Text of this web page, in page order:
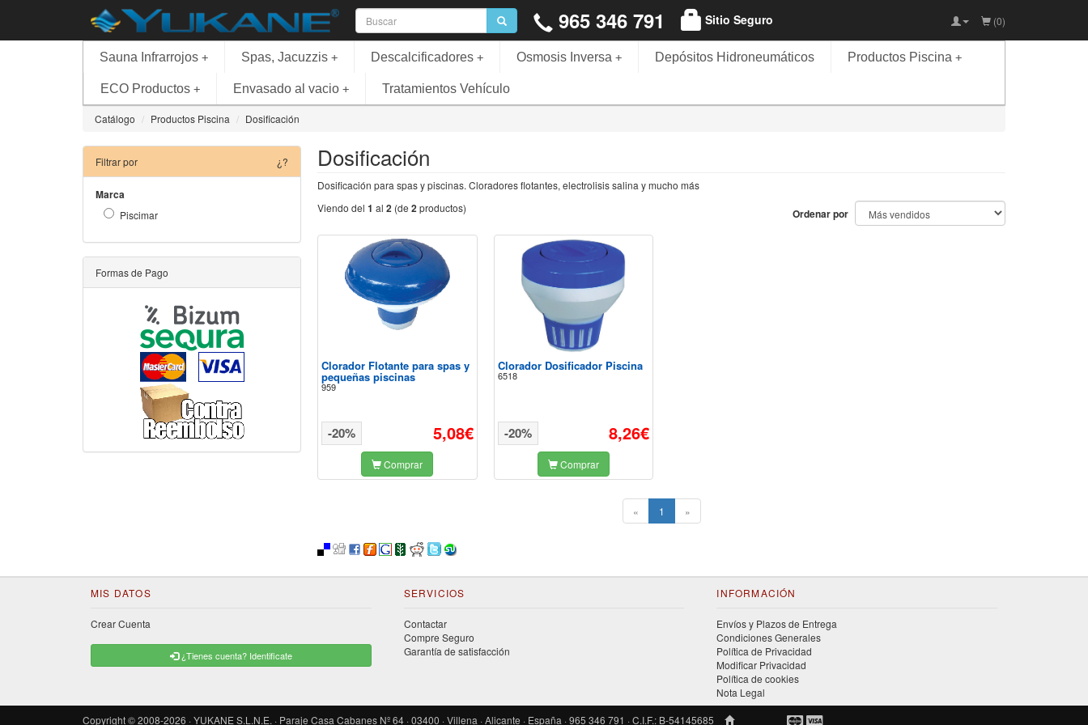
965 346 791 Sitio Seguro (0)
+
Sauna Infrarrojos +
Spas, Jacuzzis +
Descalcificadores +
Osmosis Inversa Depósitos Hidroneumáticos +
Productos Piscina
+
ECO Productos +
Envasado al vacio Tratamientos Vehículo
Catálogo Productos Piscina Dosificación
Dosificación
Dosificación para spas y piscinas. Cloradores flotantes, electrolisis salina y mucho más
Viendo del 1 al 2 (de 2productos) Ordenar por
Clorador Flotante para spas y
pequeñas piscinas
959
5,08€
-20%
Comprar
Clorador Dosificador Piscina
6518
8,26€
-20%
Comprar
« 1 (current)
»
Filtrar por ¿?
Marca
Piscimar
Formas de Pago
MIS DATOS
Crear Cuenta
¿Tienes cuenta? Identificate
SERVICIOS
Contactar
Compre Seguro
Garantía de satisfacción
INFORMACIÓN
Envíos y Plazos de Entrega
Condiciones Generales
Política de Privacidad
Modificar Privacidad
Política de cookies
Nota Legal
Copyright © 2008-2026 · YUKANE S.L.N.E. · Paraje Casa Cabanes Nº 64 · 03400 · Villena · Alicante · España · 965 346 791 · C.I.F.: B-54145685